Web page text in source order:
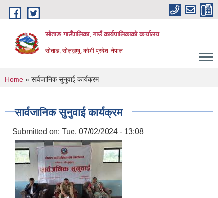
Skip to main content
सोताङ गाउँपालिका, गाउँ कार्यपालिकाको कार्यालय
सोताङ, सोलुखुम्बु, कोशी प्रदेश, नेपाल
You are here
Home » सार्वजानिक सुनुवाई कार्यक्रम
सार्वजानिक सुनुवाई कार्यक्रम
Submitted on: Tue, 07/02/2024 - 13:08